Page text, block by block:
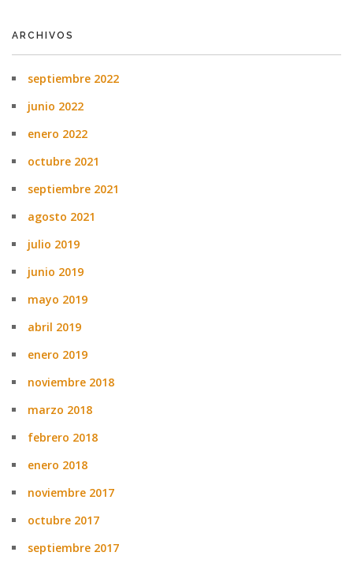
ARCHIVOS
septiembre 2022
junio 2022
enero 2022
octubre 2021
septiembre 2021
agosto 2021
julio 2019
junio 2019
mayo 2019
abril 2019
enero 2019
noviembre 2018
marzo 2018
febrero 2018
enero 2018
noviembre 2017
octubre 2017
septiembre 2017